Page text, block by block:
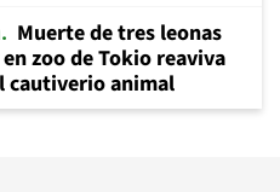
Muerte de tres leonas
zoo de Tokio reaviva
cautiverio animal